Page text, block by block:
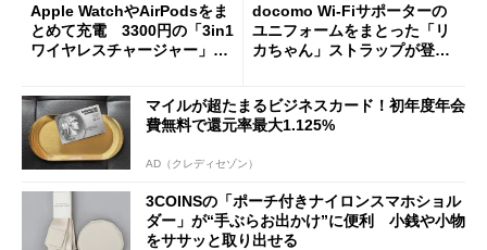
Apple WatchやAirPodsをま
とめて充電 3300円の「3in1
ワイヤレスチャージャー」
docomo Wi-Fiサポーターの
ユニフォームをまとった「リ
カちゃん」ストラップが登
マイルが超たまるビジネスカード！初年度年会
費無料で還元率最大1.125%
AD（クレディセゾン）
3COINSの「ポーチ付きナイロンスマホショル
ダー」が“手ぶらお出かけ”に便利 小銭や小物
をササッと取り出せる